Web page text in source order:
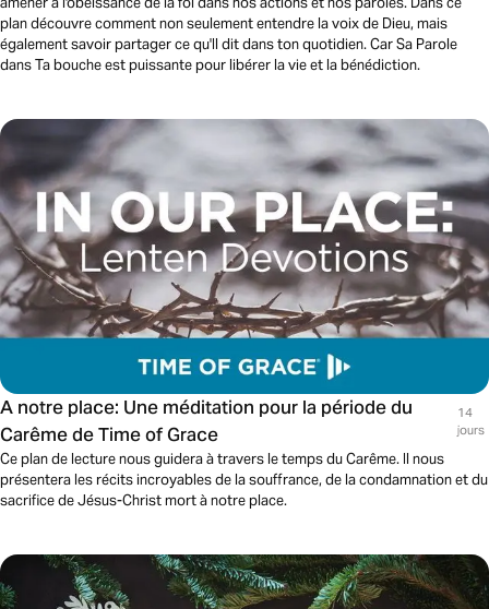
plan découvre comment non seulement entendre la voix de Dieu, mais
également savoir partager ce qu'Il dit dans ton quotidien. Car Sa Parole
dans Ta bouche est puissante pour libérer la vie et la bénédiction.
A notre place: Une méditation pour la période du
Carême de Time of Grace
14
jours
Ce plan de lecture nous guidera à travers le temps du Carême. Il nous
présentera les récits incroyables de la souffrance, de la condamnation et du
sacrifice de Jésus-Christ mort à notre place.